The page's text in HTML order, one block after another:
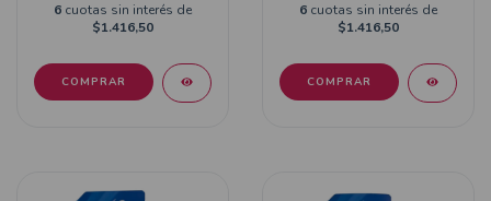
6 cuotas sin interés de
$1.416,50
6 cuotas sin interés de
$1.416,50